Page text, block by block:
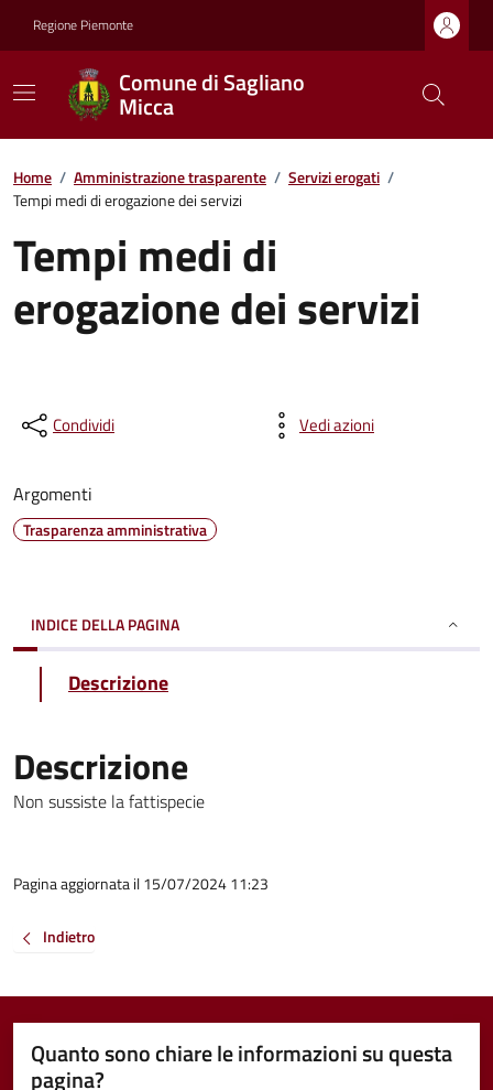
Regione Piemonte
Comune di Sagliano
Micca
Home / Amministrazione trasparente / Servizi erogati /
Tempi medi di erogazione dei servizi
Tempi medi di
erogazione dei servizi
Condividi Vedi azioni
Argomenti
Trasparenza amministrativa
INDICE DELLA PAGINA
Descrizione
Descrizione
Non sussiste la fattispecie
Pagina aggiornata il 15/07/2024 11:23
Indietro
Quanto sono chiare le informazioni su questa
pagina?